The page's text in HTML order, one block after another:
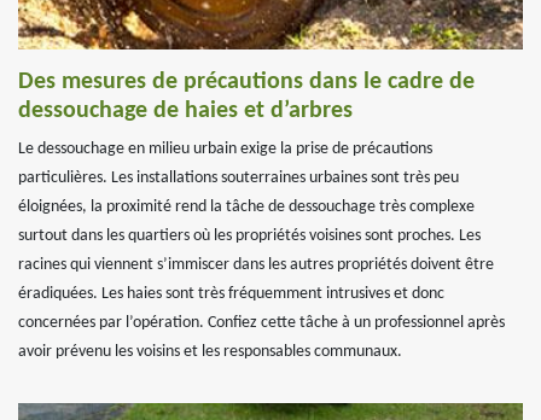
Des mesures de précautions dans le cadre de
dessouchage de haies et d’arbres
Le dessouchage en milieu urbain exige la prise de précautions
particulières. Les installations souterraines urbaines sont très peu
éloignées, la proximité rend la tâche de dessouchage très complexe
surtout dans les quartiers où les propriétés voisines sont proches. Les
racines qui viennent s’immiscer dans les autres propriétés doivent être
éradiquées. Les haies sont très fréquemment intrusives et donc
concernées par l’opération. Confiez cette tâche à un professionnel après
avoir prévenu les voisins et les responsables communaux.